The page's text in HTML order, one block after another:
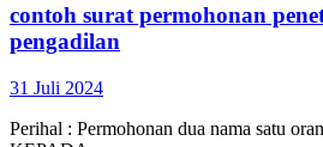
contoh surat permohonan
pengadilan
31 Juli 2024
Perihal : Permohonan dua nama